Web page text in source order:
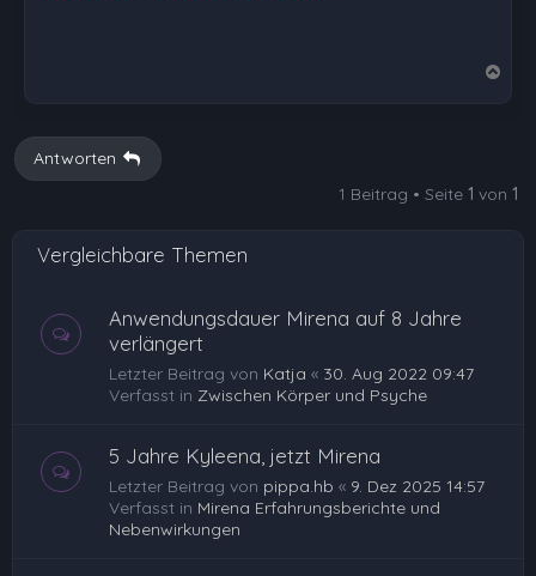
b
Antworten
1 Beitrag • Seite 1 von 1
Vergleichbare Themen
Anwendungsdauer Mirena auf 8 Jahre
verlängert
Letzter Beitrag von Katja « 30. Aug 2022 09:47
Verfasst in Zwischen Körper und Psyche
5 Jahre Kyleena, jetzt Mirena
Letzter Beitrag von pippa.hb « 9. Dez 2025 14:57
Verfasst in Mirena Erfahrungsberichte und
Nebenwirkungen